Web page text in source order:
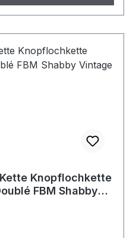
Knopflochkette
FBM Shabby